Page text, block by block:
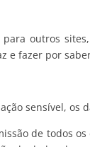
para outros
e fazer por
sensível, os
de todos